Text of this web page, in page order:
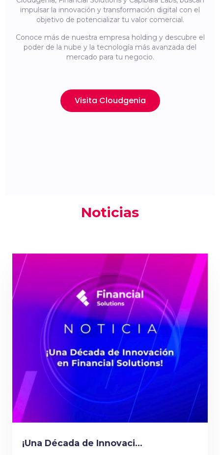
impulsar la innovación y transformación digital con el
objetivo de potencializar tu valor comercial.
Conoce más de nuestra empresa holding y descubre el
poder de la nube y la tecnología más avanzada del
mercado para tu negocio.
Visita Cloudgenia
Noticias
¡Una Década de Innovaci...